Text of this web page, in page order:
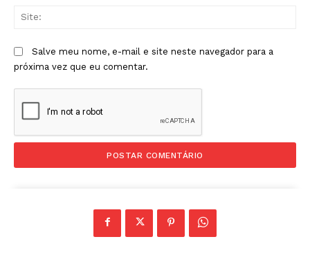
Salve meu nome, e-mail e site neste navegador para a
próxima vez que eu comentar.